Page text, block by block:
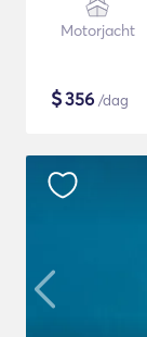
Motorjacht
$356 /dag